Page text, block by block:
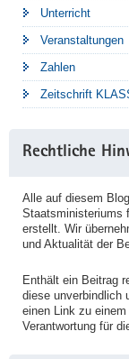
Unterricht
Veranstaltungen
Zahlen
Zeitschrift
Rechtliche
Alle auf diesem
Staatsministeriums
erstellt. Wir
und Aktualität der
Enthält ein Beitrag
diese unverbindlich
einen Link zu
Verantwortung für